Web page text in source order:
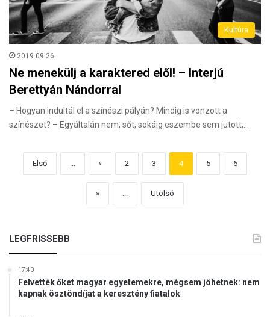
Kultúra
2019.09.26.
Ne menekülj a karaktered elől! – Interjú
Berettyán Nándorral
– Hogyan indultál el a színészi pályán? Mindig is vonzott a
színészet? – Egyáltalán nem, sőt, sokáig eszembe sem jutott,…
Első ... « 2 3 4 5 6
» ... Utolsó
LEGFRISSEBB
17:40
Felvették őket magyar egyetemekre, mégsem jöhetnek: nem
kapnak ösztöndíjat a keresztény fiatalok